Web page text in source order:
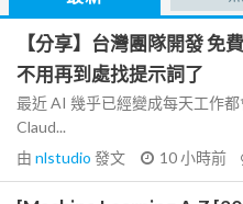
【分享】台灣團隊開發 免
不用再到處找提示詞了
最近 AI 幾乎已經變成每天工作
Claud...
由 nlstudio 發文 10 小時前